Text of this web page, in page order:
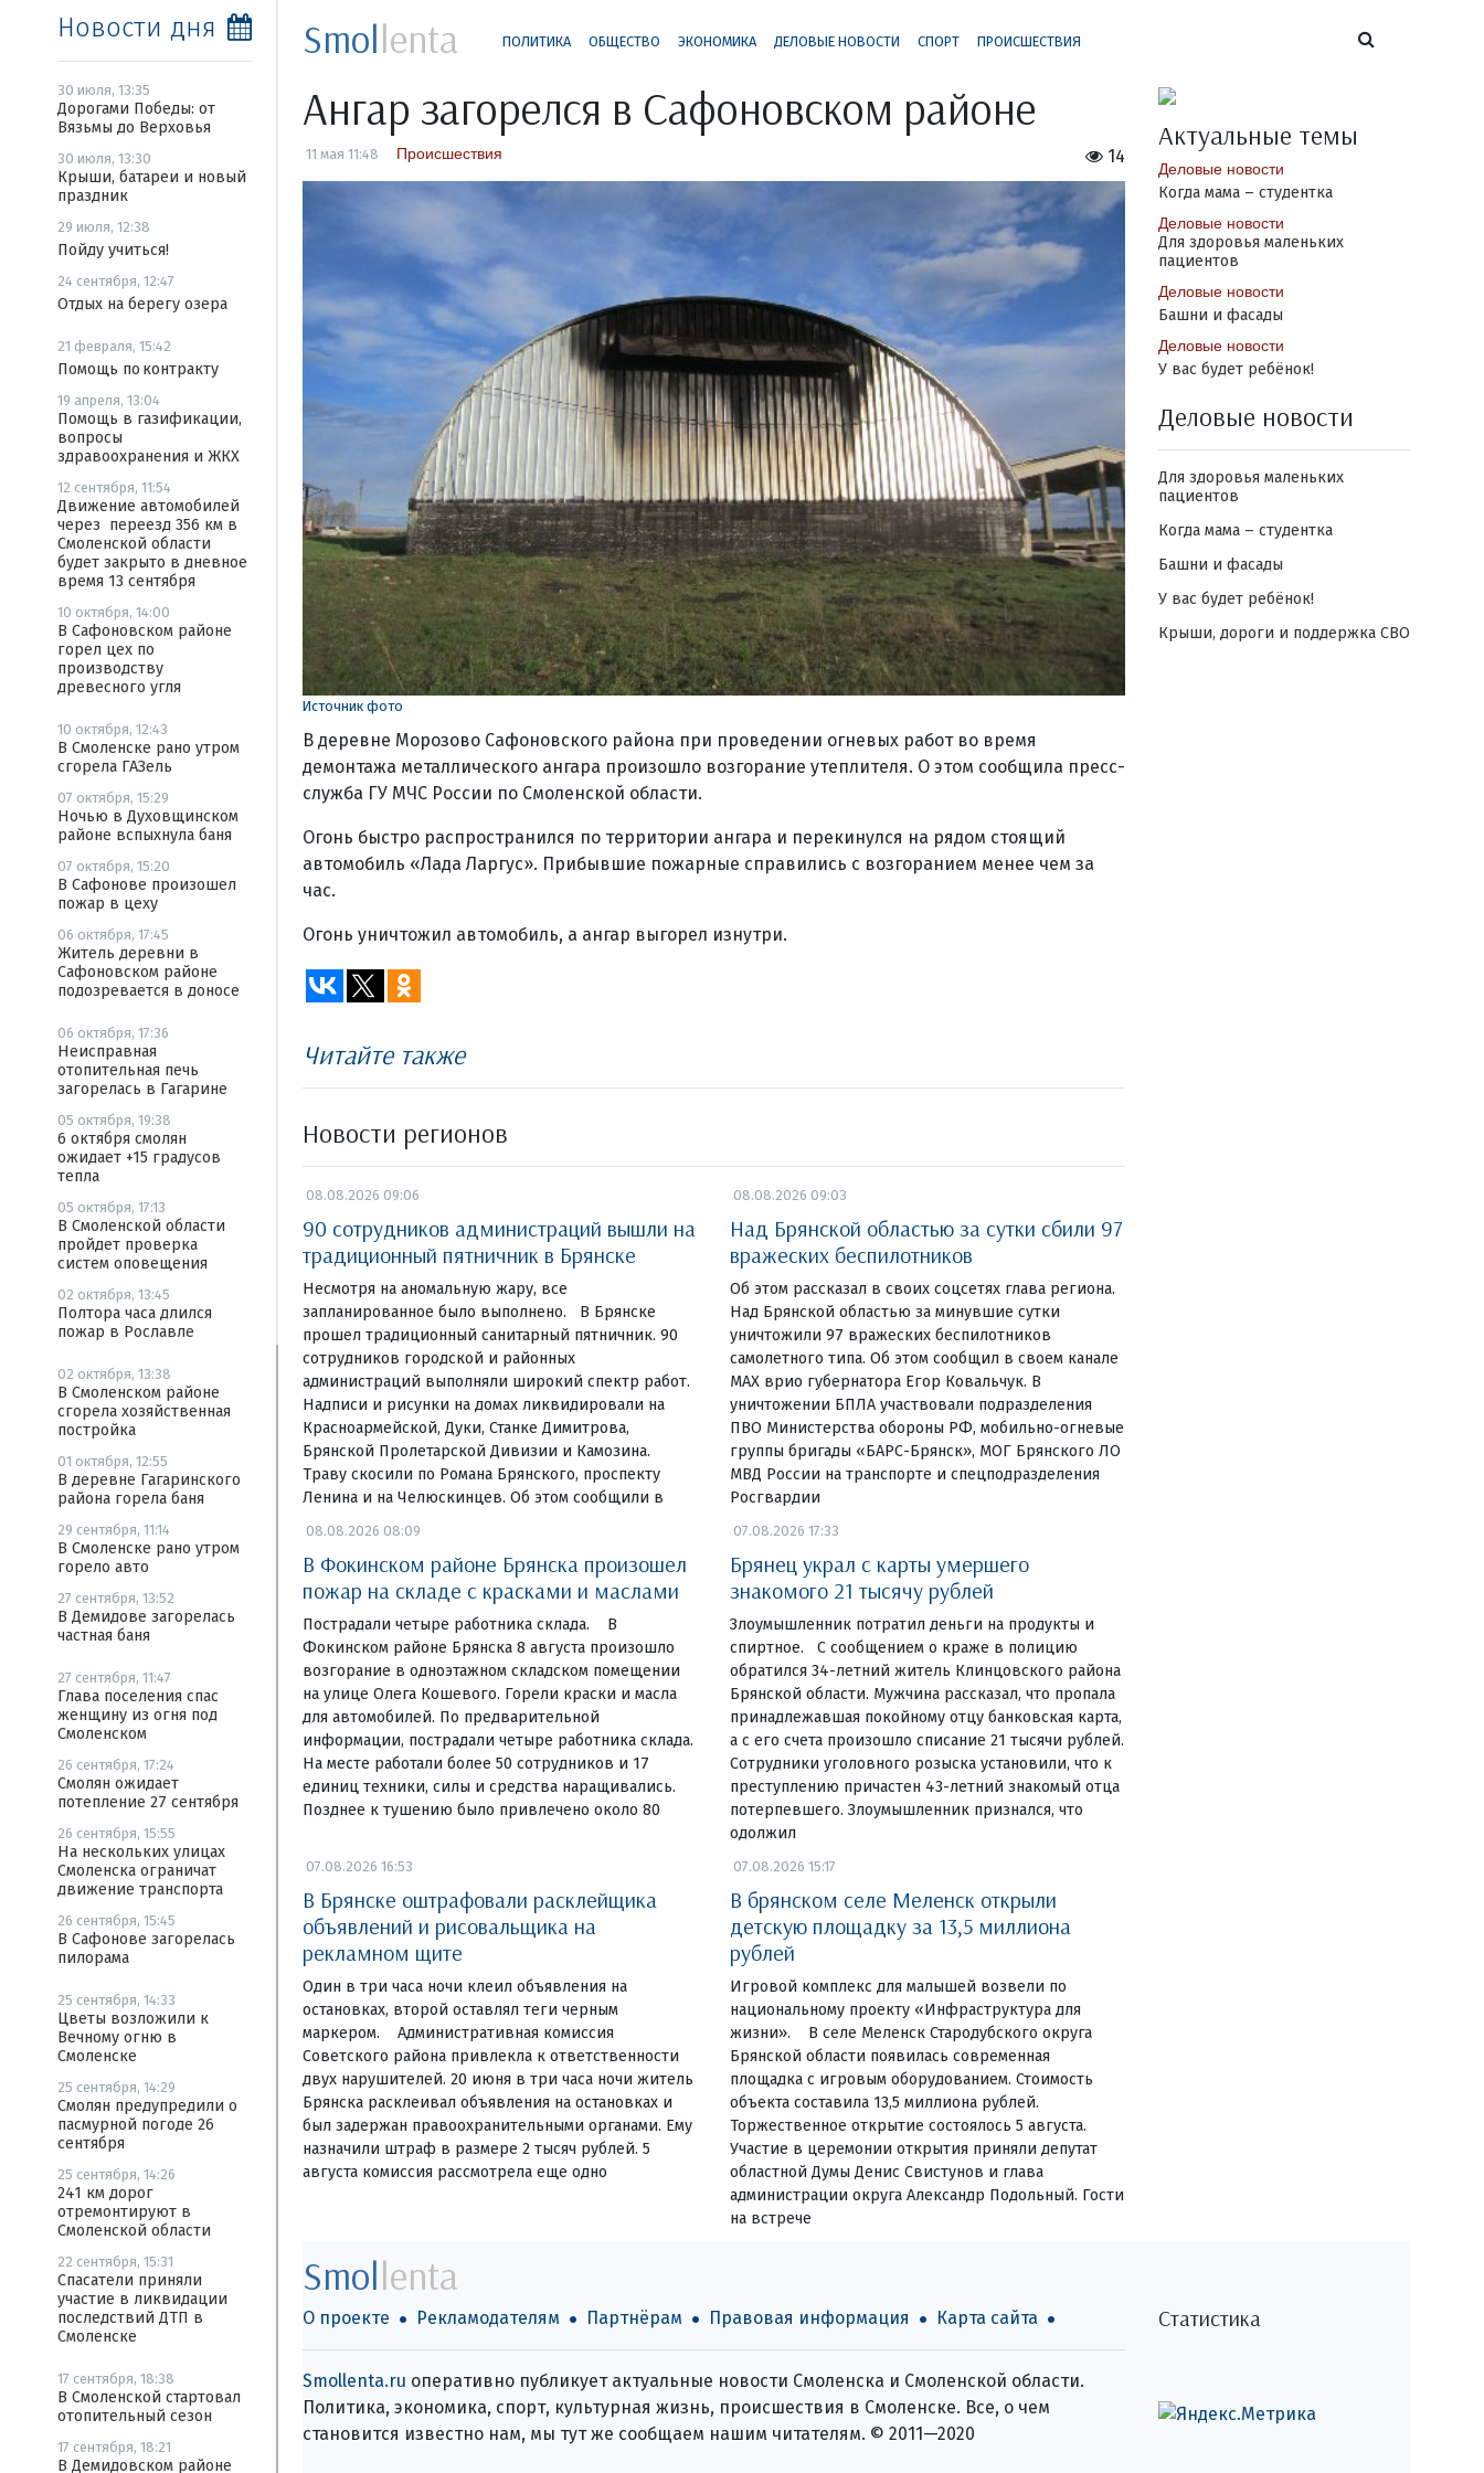
Новости дня
30 июля, 13:35
Дорогами Победы: от
Вязьмы до Верховья
30 июля, 13:30
Крыши, батареи и новый
праздник
29 июля, 12:38
Пойду учиться!
24 сентября, 12:47
Отдых на берегу озера
21 февраля, 15:42
Помощь по контракту
19 апреля, 13:04
Помощь в газификации,
вопросы
здравоохранения и ЖКХ
12 сентября, 11:54
Движение автомобилей
через переезд 356 км в
Смоленской области
будет закрыто в дневное
время 13 сентября
10 октября, 14:00
В Сафоновском районе
горел цех по
производству
древесного угля
10 октября, 12:43
В Смоленске рано утром
сгорела ГАЗель
07 октября, 15:29
Ночью в Духовщинском
районе вспыхнула баня
07 октября, 15:20
В Сафонове произошел
пожар в цеху
06 октября, 17:45
Житель деревни в
Сафоновском районе
подозревается в доносе
06 октября, 17:36
Неисправная
отопительная печь
загорелась в Гагарине
05 октября, 19:38
6 октября смолян
ожидает +15 градусов
тепла
05 октября, 17:13
В Смоленской области
пройдет проверка
систем оповещения
02 октября, 13:45
Полтора часа длился
пожар в Рославле
02 октября, 13:38
В Смоленском районе
сгорела хозяйственная
постройка
01 октября, 12:55
В деревне Гагаринского
района горела баня
29 сентября, 11:14
В Смоленске рано утром
горело авто
27 сентября, 13:52
В Демидове загорелась
частная баня
27 сентября, 11:47
Глава поселения спас
женщину из огня под
Смоленском
26 сентября, 17:24
Смолян ожидает
потепление 27 сентября
26 сентября, 15:55
На нескольких улицах
Смоленска ограничат
движение транспорта
26 сентября, 15:45
В Сафонове загорелась
пилорама
25 сентября, 14:33
Цветы возложили к
Вечному огню в
Смоленске
25 сентября, 14:29
Смолян предупредили о
пасмурной погоде 26
сентября
25 сентября, 14:26
241 км дорог
отремонтируют в
Смоленской области
22 сентября, 15:31
Спасатели приняли
участие в ликвидации
последствий ДТП в
Смоленске
17 сентября, 18:38
В Смоленской стартовал
отопительный сезон
17 сентября, 18:21
В Демидовском районе
Smollenta ПОЛИТИКА ОБЩЕСТВО ЭКОНОМИКА ДЕЛОВЫЕ НОВОСТИ СПОРТ ПРОИСШЕСТВИЯ
Ангар загорелся в Сафоновском районе
14
11 мая 11:48 Происшествия
Источник фото
В деревне Морозово Сафоновского района при проведении огневых работ во время
демонтажа металлического ангара произошло возгорание утеплителя. О этом сообщила пресс-
служба ГУ МЧС России по Смоленской области.
Огонь быстро распространился по территории ангара и перекинулся на рядом стоящий
автомобиль «Лада Ларгус». Прибывшие пожарные справились с возгоранием менее чем за
час.
Огонь уничтожил автомобиль, а ангар выгорел изнутри.
Читайте также
Новости регионов
08.08.2026 09:06
90 сотрудников администраций вышли на
традиционный пятничник в Брянске
Несмотря на аномальную жару, все
запланированное было выполнено. В Брянске
прошел традиционный санитарный пятничник. 90
сотрудников городской и районных
администраций выполняли широкий спектр работ.
Надписи и рисунки на домах ликвидировали на
Красноармейской, Дуки, Станке Димитрова,
Брянской Пролетарской Дивизии и Камозина.
Траву скосили по Романа Брянского, проспекту
Ленина и на Челюскинцев. Об этом сообщили в
08.08.2026 09:03
Над Брянской областью за сутки сбили 97
вражеских беспилотников
Об этом рассказал в своих соцсетях глава региона.
Над Брянской областью за минувшие сутки
уничтожили 97 вражеских беспилотников
самолетного типа. Об этом сообщил в своем канале
МАХ врио губернатора Егор Ковальчук. В
уничтожении БПЛА участвовали подразделения
ПВО Министерства обороны РФ, мобильно-огневые
группы бригады «БАРС-Брянск», МОГ Брянского ЛО
МВД России на транспорте и спецподразделения
Росгвардии
08.08.2026 08:09
В Фокинском районе Брянска произошел
пожар на складе с красками и маслами
Пострадали четыре работника склада. В
Фокинском районе Брянска 8 августа произошло
возгорание в одноэтажном складском помещении
на улице Олега Кошевого. Горели краски и масла
для автомобилей. По предварительной
информации, пострадали четыре работника склада.
На месте работали более 50 сотрудников и 17
единиц техники, силы и средства наращивались.
Позднее к тушению было привлечено около 80
07.08.2026 17:33
Брянец украл с карты умершего
знакомого 21 тысячу рублей
Злоумышленник потратил деньги на продукты и
спиртное. С сообщением о краже в полицию
обратился 34-летний житель Клинцовского района
Брянской области. Мужчина рассказал, что пропала
принадлежавшая покойному отцу банковская карта,
а с его счета произошло списание 21 тысячи рублей.
Сотрудники уголовного розыска установили, что к
преступлению причастен 43-летний знакомый отца
потерпевшего. Злоумышленник признался, что
одолжил
07.08.2026 16:53
В Брянске оштрафовали расклейщика
объявлений и рисовальщика на
рекламном щите
Один в три часа ночи клеил объявления на
остановках, второй оставлял теги черным
маркером. Административная комиссия
Советского района привлекла к ответственности
двух нарушителей. 20 июня в три часа ночи житель
Брянска расклеивал объявления на остановках и
был задержан правоохранительными органами. Ему
назначили штраф в размере 2 тысяч рублей. 5
августа комиссия рассмотрела еще одно
07.08.2026 15:17
В брянском селе Меленск открыли
детскую площадку за 13,5 миллиона
рублей
Игровой комплекс для малышей возвели по
национальному проекту «Инфраструктура для
жизни». В селе Меленск Стародубского округа
Брянской области появилась современная
площадка с игровым оборудованием. Стоимость
объекта составила 13,5 миллиона рублей.
Торжественное открытие состоялось 5 августа.
Участие в церемонии открытия приняли депутат
областной Думы Денис Свистунов и глава
администрации округа Александр Подольный. Гости
на встрече
Актуальные темы
Деловые новости
Когда мама – студентка
Деловые новости
Для здоровья маленьких
пациентов
Деловые новости
Башни и фасады
Деловые новости
У вас будет ребёнок!
Деловые новости
Для здоровья маленьких
пациентов
Когда мама – студентка
Башни и фасады
У вас будет ребёнок!
Крыши, дороги и поддержка СВО
Smollenta
О проекте Рекламодателям Партнёрам Правовая информация Карта сайта
Smollenta.ru оперативно публикует актуальные новости Смоленска и Смоленской области.
Политика, экономика, спорт, культурная жизнь, происшествия в Смоленске. Все, о чем
становится известно нам, мы тут же сообщаем нашим читателям. © 2011—2020
Статистика